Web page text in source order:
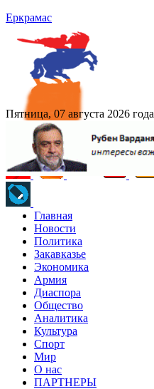
Еркрамас
Пятница, 07 августа 2026 года
Главная
Новости
Политика
Закавказье
Экономика
Армия
Диаспора
Общество
Аналитика
Культура
Спорт
Мир
О нас
ПАРТНЕРЫ